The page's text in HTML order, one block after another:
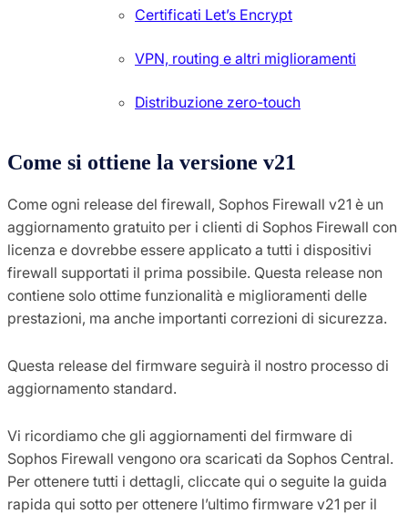
Certificati Let’s Encrypt
VPN, routing e altri miglioramenti
Distribuzione zero-touch
Come si ottiene la versione v21
Come ogni release del firewall, Sophos Firewall v21 è un
aggiornamento gratuito per i clienti di Sophos Firewall con
licenza e dovrebbe essere applicato a tutti i dispositivi
firewall supportati il prima possibile. Questa release non
contiene solo ottime funzionalità e miglioramenti delle
prestazioni, ma anche importanti correzioni di sicurezza.
Questa release del firmware seguirà il nostro processo di
aggiornamento standard.
Vi ricordiamo che gli aggiornamenti del firmware di
Sophos Firewall vengono ora scaricati da Sophos Central.
Per ottenere tutti i dettagli, cliccate qui o seguite la guida
rapida qui sotto per ottenere l’ultimo firmware v21 per il